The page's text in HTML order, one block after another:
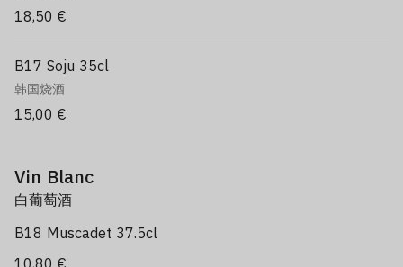
18,50 €
B17 Soju 35cl
韩国烧酒
15,00 €
Vin Blanc
白葡萄酒
B18 Muscadet 37.5cl
10,80 €